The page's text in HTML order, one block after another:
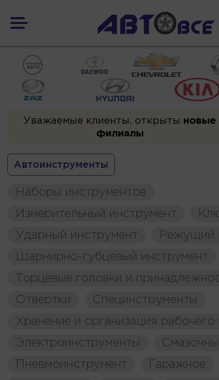
Уважаемые клиенты, открыты новые
филиалы
Автоинструменты
Наборы инструментов
Измерительный инструмент
Ударный инструмент
Режущий
Шарнирно-губцевый инструмент
Торцевые головки и
Отвертки
Специнструменты
Хранение и организация рабочего
Электроинструменты
Пневмоинструмент
Гаражное